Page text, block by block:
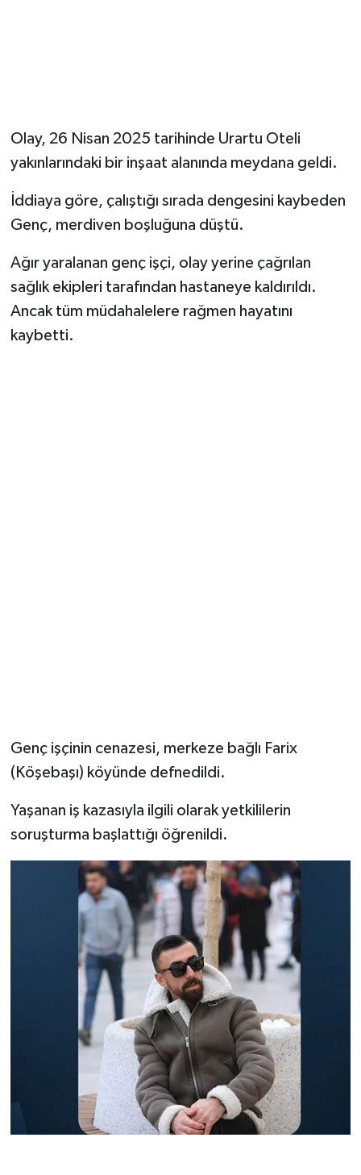
Olay, 26 Nisan 2025 tarihinde Urartu Oteli
yakınlarındaki bir inşaat alanında meydana geldi.
İddiaya göre, çalıştığı sırada dengesini kaybeden
Genç, merdiven boşluğuna düştü.
Ağır yaralanan genç işçi, olay yerine çağrılan
sağlık ekipleri tarafından hastaneye kaldırıldı.
Ancak tüm müdahalelere rağmen hayatını
kaybetti.
Genç işçinin cenazesi, merkeze bağlı Farix
(Köşebaşı) köyünde defnedildi.
Yaşanan iş kazasıyla ilgili olarak yetkililerin
soruşturma başlattığı öğrenildi.